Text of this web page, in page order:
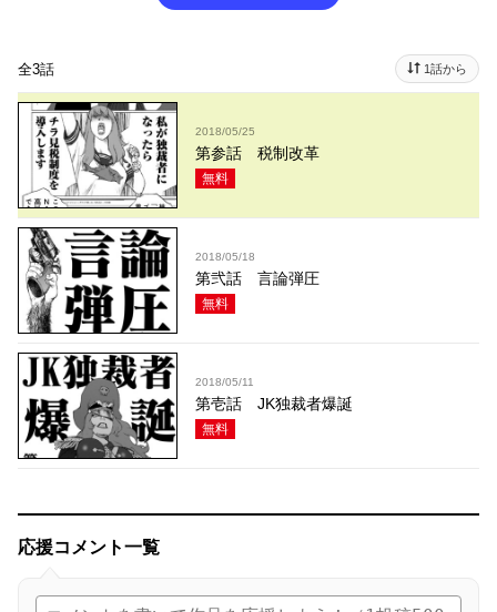
全3話 1話から
2018/05/25
第参話 税制改革
無料
2018/05/18
第弐話 言論弾圧
無料
2018/05/11
第壱話 JK独裁者爆誕
無料
応援コメント一覧